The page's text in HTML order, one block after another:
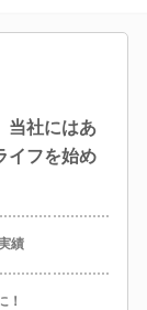
当社にはあ
イフを始め
績
！